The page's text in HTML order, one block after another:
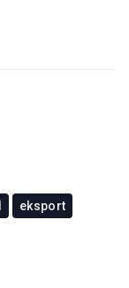
eksport